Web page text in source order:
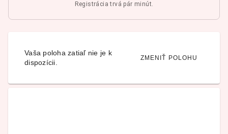
Registrácia trvá pár minút.
Vaša poloha zatiaľ nie je k
dispozícii.
ZMENIŤ POLOHU